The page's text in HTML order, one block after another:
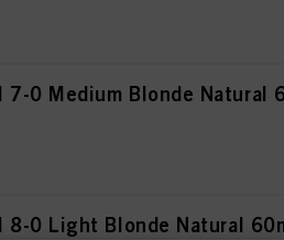
7-0 Medium Blonde Natural
8-0 Light Blonde Natural